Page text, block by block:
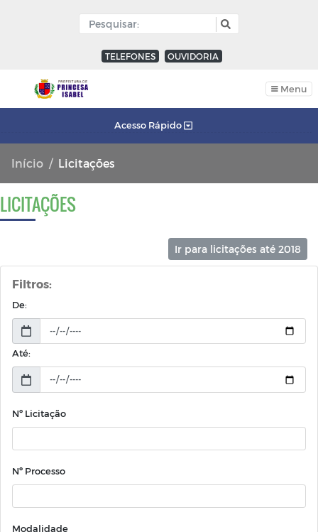
TELEFONES OUVIDORIA
Menu
Acesso Rápido
Início Licitações
LICITAÇÕES
Ir para licitações até 2018
Filtros:
De:
Até:
Nº Licitação
Nº Processo
Modalidade